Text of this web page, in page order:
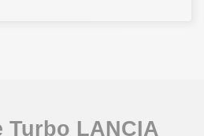
Turbo LANCIA